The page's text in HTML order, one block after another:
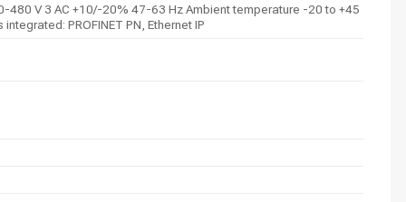
480 V 3 AC +10/-20% 47-63 Hz Ambient temperature -20 to +45
PROFINET PN, Ethernet IP